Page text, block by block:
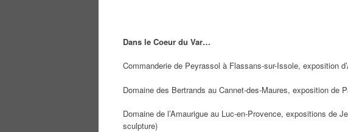
Dans le Coeur du Var…
Commanderie de Peyrassol à Flassans-sur-Issole, exposition
Domaine des Bertrands au Cannet-des-Maures, exposition de
Domaine de l’Amaurigue au Luc-en-Provence, expositions de
sculpture)